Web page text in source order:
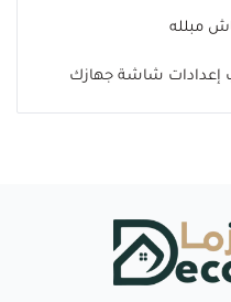
مبلله
إعدادات شاشة جهازك